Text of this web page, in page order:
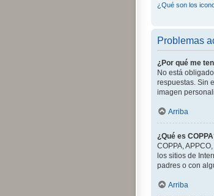
¿Qué son los
Problemas
¿Por qué me
No está
respuestas. Sin
imagen
Arriba
¿Qué es
COPPA,
los sitios de
padres o con
Arriba